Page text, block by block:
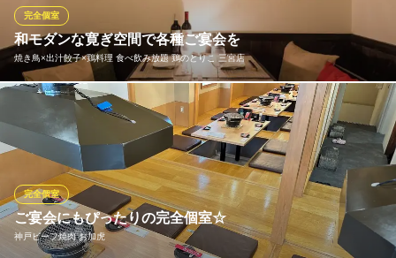
ご宴会まで各種シーンに合わせてご用意いたします。
肉・海鮮と酒 飯家 おかん 本店
肉×魚の絶品創作居酒屋
神戸市営地下鉄西神・山手線三宮駅 徒歩1分
兵庫県神戸市中央区北長狭通1-7-5 ハクサンビル2〜4F
和モダンな寛ぎ空間で各種ご宴会を
焼き鳥×出汁餃子×鶏料理 食べ飲み放題 鶏のとりこ 三宮店
完全個室
上質な隠れ家的な落ち着いた雰囲気の個室は2名様～最大12名様ま
でご利用可能。2名様のソファー個室は全5卓。モダンテイストの
オシャレなプライベート空間となっております。大人がゆったり
と寛げる和みの演出の中で、デートや誕生日、記念日などにおす
すめです。
焼き鳥×出汁餃子×鶏料理 食べ飲み放題 鶏のとりこ 三宮店
個室×和風創作居酒屋
ご宴会にもぴったりの完全個室☆
神戸ビーフ焼肉 お加虎
完全個室